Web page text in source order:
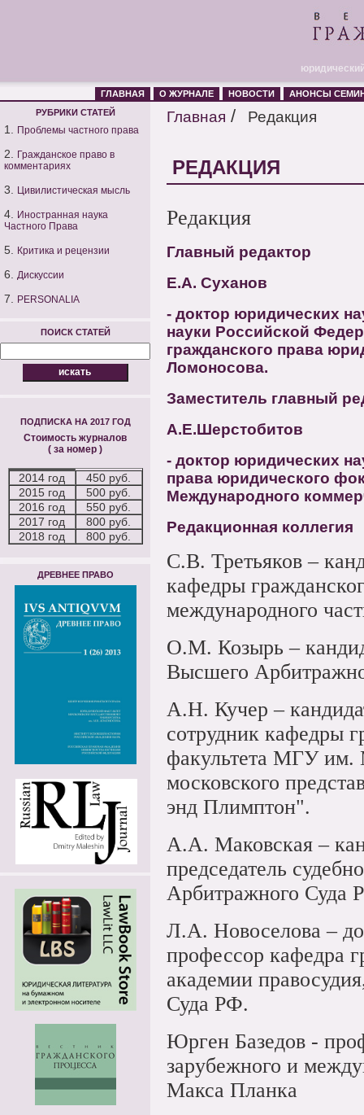
ГЛАВНАЯ О ЖУРНАЛЕ НОВОСТИ
АНОНСЫ
РУБРИКИ СТАТЕЙ
1. Проблемы частного права
2.
Гражданское право в
комментариях
3. Цивилистическая мысль
4.
Иностранная наука
Частного Права
5. Критика и рецензии
6. Дискуссии
7. PERSONALIA
ПОИСК СТАТЕЙ
ПОДПИСКА НА 2017 ГОД
Стоимость журналов
( за номер )
2014 год
450 руб.
2015 год
500 руб.
2016 год
550 руб.
2017 год
800 руб.
2018 год
800 руб.
ДРЕВНЕЕ ПРАВО
Главная / Редакция
РЕДАКЦИЯ
Редакция
Главный редактор
Е.А. Суханов
- доктор юридических
науки Российской
гражданского права
Ломоносова.
Заместитель главный
А.Е.Шерстобитов
- доктор юридических
права юридического
Международного
Редакционная коллегия
С.В. Третьяков –
кафедры
международного
О.М. Козырь –
Высшего
А.Н. Кучер –
сотрудник кафедры
факультета МГУ им.
московского
энд Плимптон".
А.А. Маковская –
председатель
Арбитражного Суда
Л.А. Новоселова –
профессор кафедра
академии
Суда РФ.
Юрген Базедов -
зарубежного и
Макса Планка